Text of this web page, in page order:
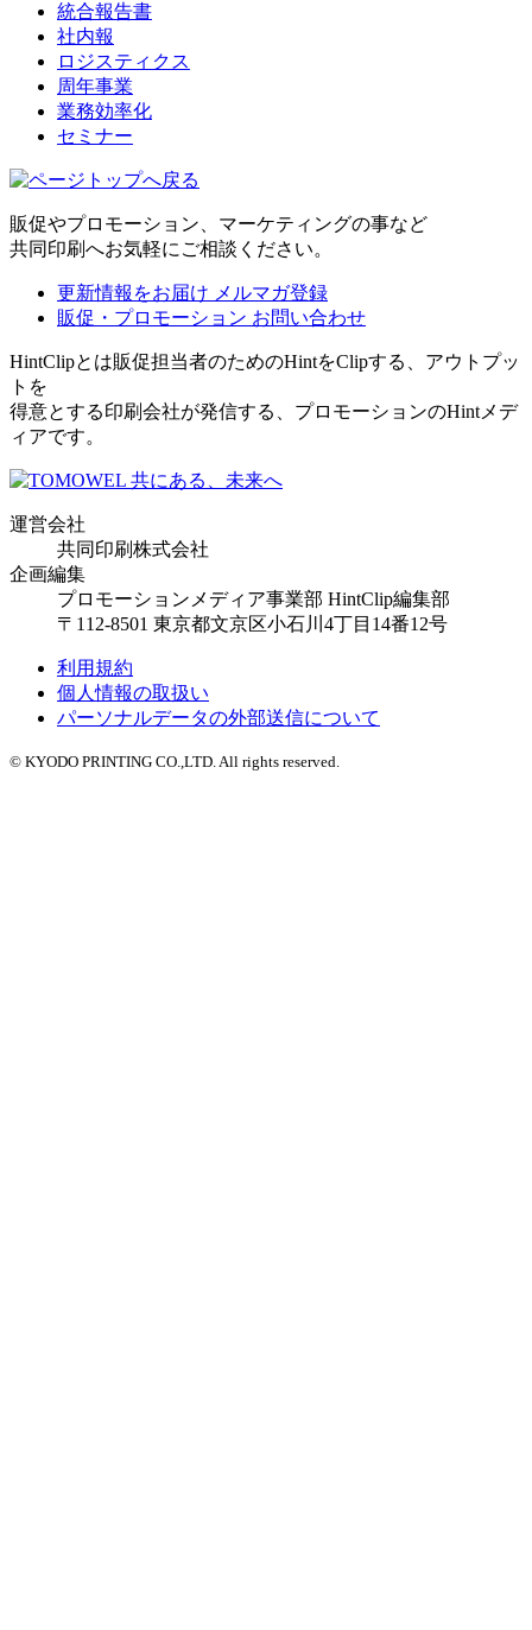
統合報告書
社内報
ロジスティクス
周年事業
業務効率化
セミナー
販促やプロモーション、マーケティングの事など
共同印刷へお気軽にご相談ください。
更新情報をお届け メルマガ登録
販促・プロモーション お問い合わせ
HintClipとは販促担当者のためのHintをClipする、アウトプッ
トを
得意とする印刷会社が発信する、プロモーションのHintメデ
ィアです。
運営会社
共同印刷株式会社
企画編集
プロモーションメディア事業部 HintClip編集部
〒112-8501 東京都文京区小石川4丁目14番12号
利用規約
個人情報の取扱い
パーソナルデータの外部送信について
© KYODO PRINTING CO.,LTD. All rights reserved.